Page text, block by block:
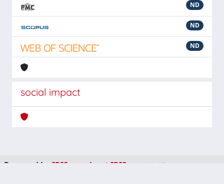
ND
ND
ND
social impact
Powered by IRIS about IRIS